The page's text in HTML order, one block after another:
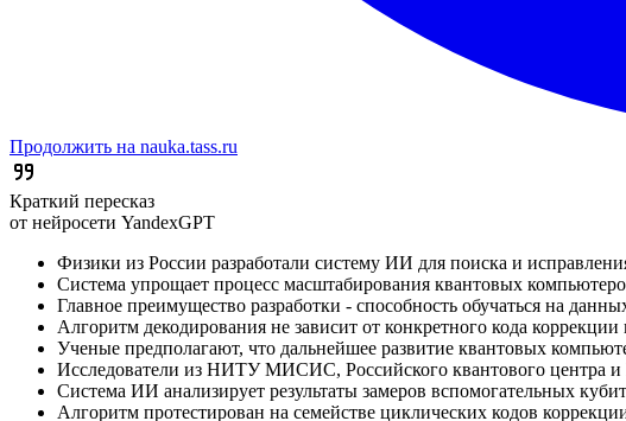
Продолжить на nauka.tass.ru
Краткий пересказ
от нейросети YandexGPT
Физики из России разработали систему ИИ для поиска и
Система упрощает процесс масштабирования квантовых
Главное преимущество разработки - способность обучаться на
Алгоритм декодирования не зависит от конкретного кода коррекции
Ученые предполагают, что дальнейшее развитие квантовых
Исследователи из НИТУ МИСИС, Российского квантового центра и
Система ИИ анализирует результаты замеров вспомогательных
Алгоритм протестирован на семействе циклических кодов